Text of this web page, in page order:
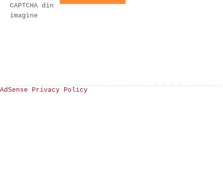
CAPTCHA din
imagine
AdSense Privacy Policy